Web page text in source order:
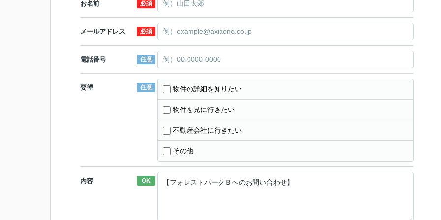
お名前 必須
メールアドレス 必須
電話番号 任意
要望 任意 物件の詳細を知りたい
物件を見に行きたい
不動産会社に行きたい
その他
内容 OK